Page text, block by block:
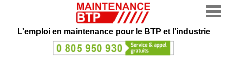
L'emploi en maintenance pour le BTP et l'industrie